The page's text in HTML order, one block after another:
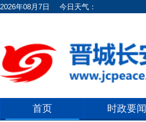
2026年08月7日 今日天气：
首页 时政要闻